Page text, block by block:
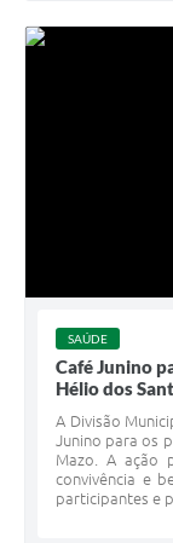
SAÚDE
Café Junino
Hélio dos
A Divisão
Junino para os
Mazo. A ação
convivência e
participantes e